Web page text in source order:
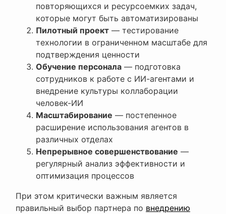
повторяющихся и ресурсоемких задач,
которые могут быть автоматизированы
Пилотный проект — тестирование
технологии в ограниченном масштабе для
подтверждения ценности
Обучение персонала — подготовка
сотрудников к работе с ИИ-агентами и
внедрение культуры коллаборации
человек-ИИ
Масштабирование — постепенное
расширение использования агентов в
различных отделах
Непрерывное совершенствование —
регулярный анализ эффективности и
оптимизация процессов
При этом критически важным является
правильный выбор партнера по внедрению